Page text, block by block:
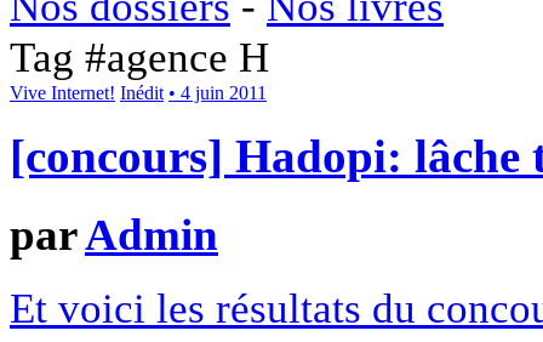
Tag #agence H
Vive Internet! Inédit • 4 juin 2011
[concours] Hadopi: lâche
parAdmin
Et voici les résultats du